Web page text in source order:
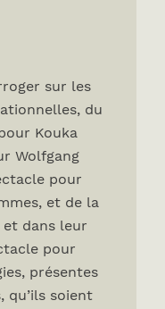
sur les
du
Kouka
Wolfgang
pour
et de la
dans leur
pour
présentes
qu’ils soient